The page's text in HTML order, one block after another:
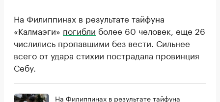
На Филиппинах в результате тайфуна
«Калмаэги» погибли более 60 человек, еще 26
числились пропавшими без вести. Сильнее
всего от удара стихии пострадала провинция
Себу.
На Филиппинах в результате тайфуна